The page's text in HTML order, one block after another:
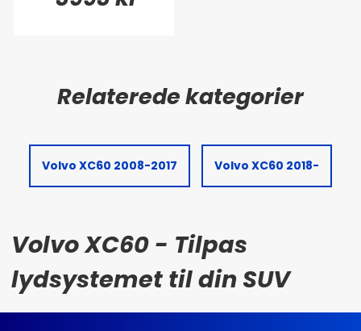
Volvo XC60 2008-2017 Volvo XC60 2018-
Volvo XC60 - Tilpas
lydsystemet til din SUV